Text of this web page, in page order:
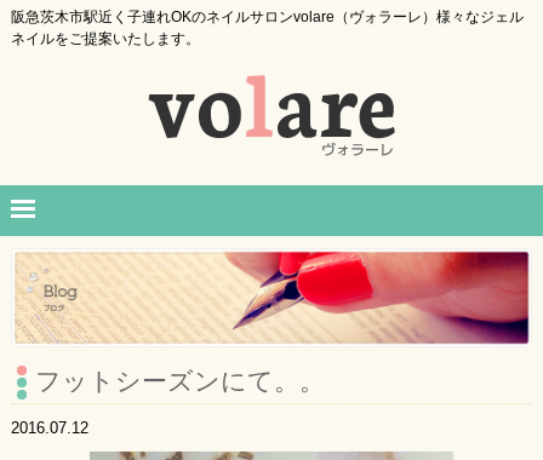
阪急茨木市駅近く子連れOKのネイルサロンvolare（ヴォラーレ）様々なジェル
ネイルをご提案いたします。
フットシーズンにて。。
2016.07.12